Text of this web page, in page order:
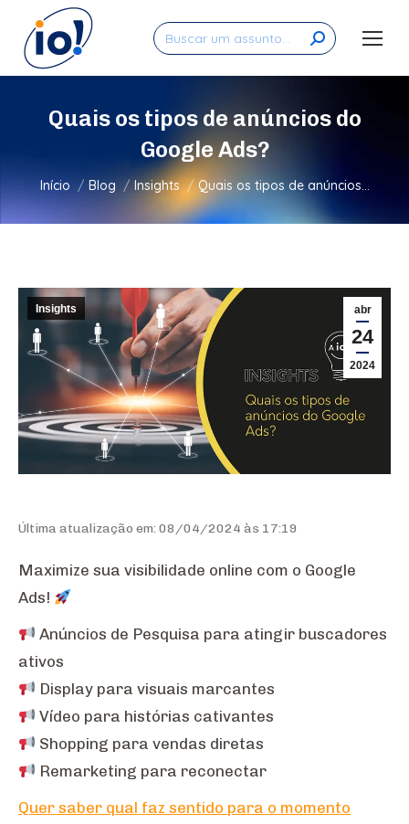
Search:
Quais os tipos de anúncios do
Google Ads?
Você está aqui:
Início Blog Insights Quais os tipos de anúncios…
abr
24
2024
Insights
Última atualização em: 08/04/2024 às 17:19
Maximize sua visibilidade online com o Google
Ads!
Anúncios de Pesquisa para atingir buscadores
ativos
Display para visuais marcantes
Vídeo para histórias cativantes
Shopping para vendas diretas
Remarketing para reconectar
Quer saber qual faz sentido para o momento